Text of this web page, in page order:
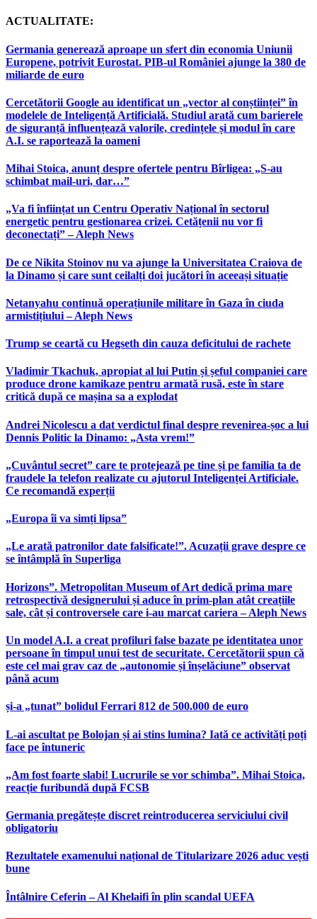
ACTUALITATE:
Germania generează aproape un sfert din economia Uniunii
Europene, potrivit Eurostat. PIB-ul României ajunge la 380 de
miliarde de euro
Cercetătorii Google au identificat un „vector al conștiinței” în
modelele de Inteligență Artificială. Studiul arată cum barierele
de siguranță influențează valorile, credințele și modul în care
A.I. se raportează la oameni
Mihai Stoica, anunț despre ofertele pentru Bîrligea: „S-au
schimbat mail-uri, dar…”
„Va fi înființat un Centru Operativ Național în sectorul
energetic pentru gestionarea crizei. Cetățenii nu vor fi
deconectați” – Aleph News
De ce Nikita Stoinov nu va ajunge la Universitatea Craiova de
la Dinamo și care sunt ceilalți doi jucători în aceeași situație
Netanyahu continuă operațiunile militare în Gaza în ciuda
armistițiului – Aleph News
Trump se ceartă cu Hegseth din cauza deficitului de rachete
Vladimir Tkachuk, apropiat al lui Putin și șeful companiei care
produce drone kamikaze pentru armată rusă, este în stare
critică după ce mașina sa a explodat
Andrei Nicolescu a dat verdictul final despre revenirea-șoc a lui
Dennis Politic la Dinamo: „Asta vrem!”
„Cuvântul secret” care te protejează pe tine și pe familia ta de
fraudele la telefon realizate cu ajutorul Inteligenței Artificiale.
Ce recomandă experții
„Europa îi va simți lipsa”
„Le arată patronilor date falsificate!”. Acuzații grave despre ce
se întâmplă în Superliga
Horizons”. Metropolitan Museum of Art dedică prima mare
retrospectivă designerului și aduce în prim-plan atât creațiile
sale, cât și controversele care i-au marcat cariera – Aleph News
Un model A.I. a creat profiluri false bazate pe identitatea unor
persoane în timpul unui test de securitate. Cercetătorii spun că
este cel mai grav caz de „autonomie și înșelăciune” observat
până acum
și-a „tunat” bolidul Ferrari 812 de 500.000 de euro
L-ai ascultat pe Bolojan și ai stins lumina? Iată ce activități poți
face pe întuneric
„Am fost foarte slabi! Lucrurile se vor schimba”. Mihai Stoica,
reacție furibundă după FCSB
Germania pregătește discret reintroducerea serviciului civil
obligatoriu
Rezultatele examenului național de Titularizare 2026 aduc vești
bune
Întâlnire Ceferin – Al Khelaifi în plin scandal UEFA